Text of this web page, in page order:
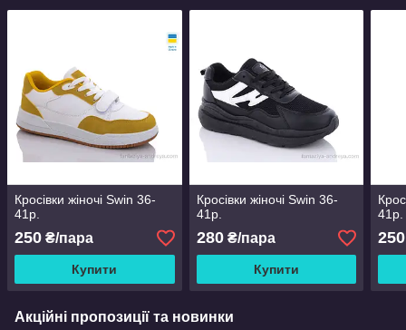
Кросівки жіночі Swin 36-
41р.
250 ₴/пара
Купити
Кросівки жіночі Swin 36-
41р.
280₴/пара
Купити
41р.
250
Акційні пропозиції та новинки